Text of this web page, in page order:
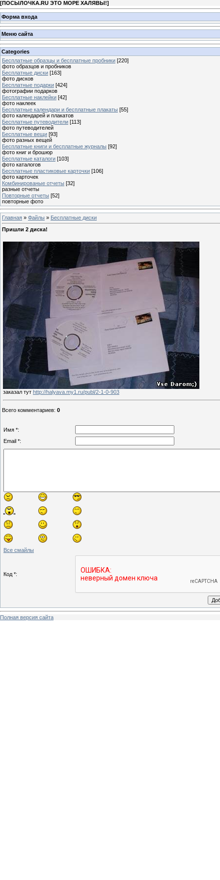
[ПОСЫЛОЧКА.RU ЭТО МОРЕ ХАЛЯВЫ!]
Форма входа
Меню сайта
Categories
Бесплатные образцы и бесплатные пробники [220]
фото образцов и пробников
Бесплатные диски [163]
фото дисков
Бесплатные подарки [424]
фотографии подарков
Бесплатные наклейки [42]
фото наклеек
Бесплатные календари и бесплатные плакаты [55]
фото календарей и плакатов
Бесплатные путеводители [113]
фото путеводителей
Бесплатные вещи [93]
фото разных вещей
Бесплатные книги и бесплатные журналы [92]
фото книг и брошюр
Бесплатные каталоги [103]
фото каталогов
Бесплатные пластиковые карточки [106]
фото карточек
Комбинированые отчеты [32]
разные отчеты
Повторные отчеты [52]
повторные фото
Главная » Файлы » Бесплатные диски
Пришли 2 диска!
заказал тут http://halyava.my1.ru/publ/2-1-0-903
Всего комментариев: 0
Имя *:
Email *:
Все смайлы
Код *:
Полная версия сайта